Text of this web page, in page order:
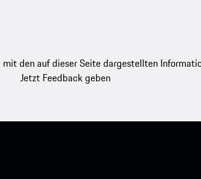
den auf dieser Seite dargestellten
Jetzt Feedback geben